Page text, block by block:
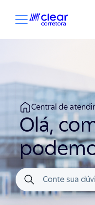
Central de
Olá,